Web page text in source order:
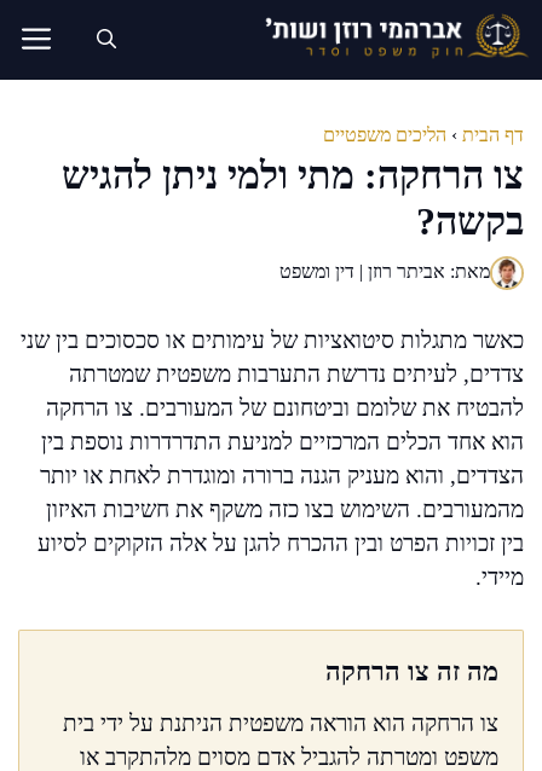
לדלג
לתוכן
דף הבית › הליכים משפטיים
צו הרחקה: מתי ולמי ניתן להגיש
בקשה?
מאת: אביתר רוזן | דין ומשפט
כאשר מתגלות סיטואציות של עימותים או סכסוכים בין שני
צדדים, לעיתים נדרשת התערבות משפטית שמטרתה
להבטיח את שלומם וביטחונם של המעורבים. צו הרחקה
הוא אחד הכלים המרכזיים למניעת התדרדרות נוספת בין
הצדדים, והוא מעניק הגנה ברורה ומוגדרת לאחת או יותר
מהמעורבים. השימוש בצו כזה משקף את חשיבות האיזון
בין זכויות הפרט ובין ההכרח להגן על אלה הזקוקים לסיוע
מיידי.
מה זה צו הרחקה
צו הרחקה הוא הוראה משפטית הניתנת על ידי בית
משפט ומטרתה להגביל אדם מסוים מלהתקרב או